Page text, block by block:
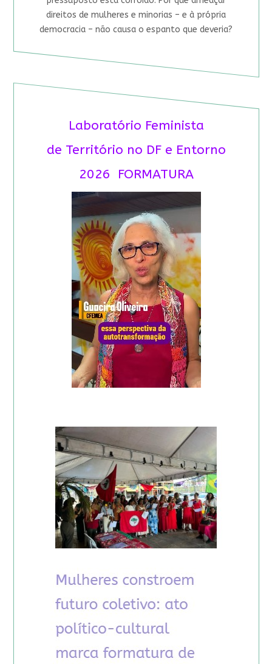
direitos de mulheres e minorias – e à própria
democracia – não causa o espanto que deveria?
Laboratório Feminista
de Território no DF e Entorno
2026 FORMATURA